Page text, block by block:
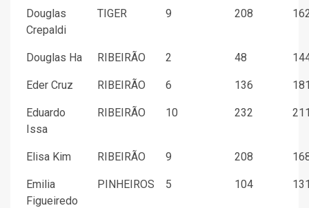
Douglas
Crepaldi
TIGER 9 208
Douglas Ha RIBEIRÃO 2 48
Eder Cruz RIBEIRÃO 6 136
Eduardo
Issa
RIBEIRÃO 10 232
Elisa Kim RIBEIRÃO 9 208
Emilia
Figueiredo
PINHEIROS 5 104